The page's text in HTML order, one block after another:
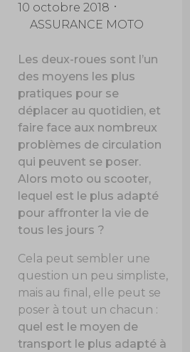
10 octobre 2018
ASSURANCE MOTO
Les deux-roues sont l’un
des moyens les plus
pratiques pour se
déplacer au quotidien, et
faire face aux nombreux
problèmes de circulation
qui peuvent se poser.
Alors moto ou scooter,
lequel est le plus adapté
pour affronter la vie de
tous les jours ?
Cela peut sembler une
question un peu simpliste,
mais au final, elle peut se
poser à tout un chacun :
quel est le moyen de
transport le plus adapté à